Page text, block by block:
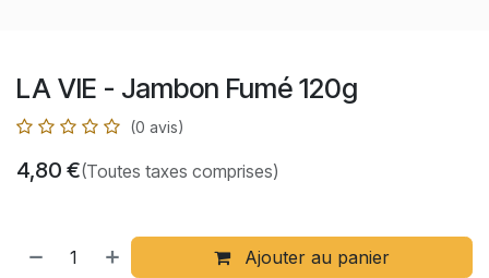
LA VIE - Jambon Fumé 120g
(0 avis)
4,80 €(Toutes taxes comprises)
Ajouter au panier